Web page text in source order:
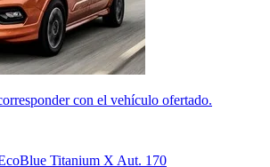
con el vehículo ofertado.
Titanium X Aut. 170